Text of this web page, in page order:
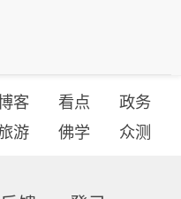
客 看点
政务
游 佛学 众测